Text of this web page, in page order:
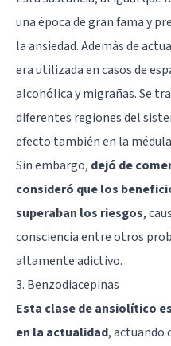
una época de gran fama y
la ansiedad. Además de
era utilizada en casos de
alcohólica y migrañas. Se
diferentes regiones del
efecto también en la
Sin embargo, dejó de
consideró que los
superaban los riesgos,
consciencia entre otros
altamente adictivo.
3. Benzodiacepinas
Esta clase de ansiolítico
en la actualidad, actuando